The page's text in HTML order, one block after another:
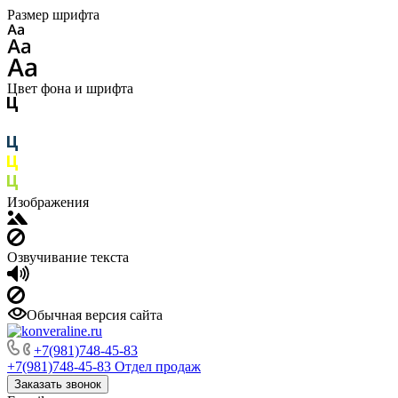
Размер шрифта
Цвет фона и шрифта
Изображения
Озвучивание текста
Обычная версия сайта
+7(981)748-45-83
+7(981)748-45-83 Отдел продаж
Заказать звонок